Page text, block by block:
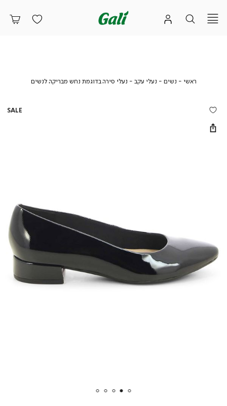
ראשי ראשי
נשים נשים
נעלי עקב נעלינעלי סירה בדוגמת נחש מבריקה לנשיםנעלי
מבריקה
SALE